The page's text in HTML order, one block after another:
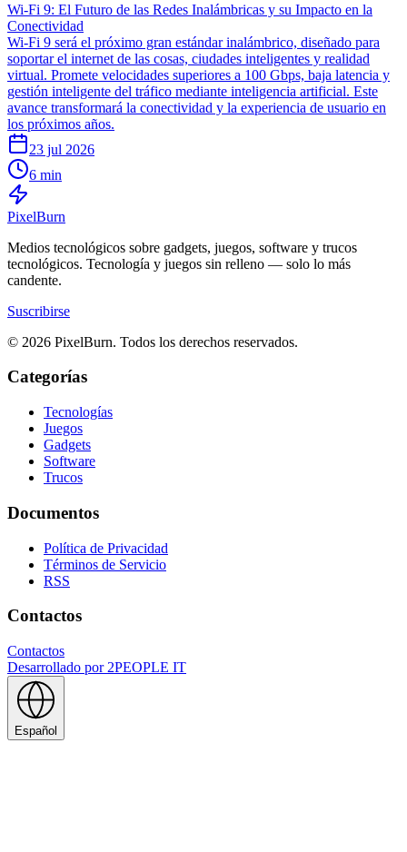
Wi-Fi 9: El Futuro de las Redes Inalámbricas y su Impacto en la
Conectividad
Wi-Fi 9 será el próximo gran estándar inalámbrico, diseñado para
soportar el internet de las cosas, ciudades inteligentes y realidad
virtual. Promete velocidades superiores a 100 Gbps, baja latencia y
gestión inteligente del tráfico mediante inteligencia artificial. Este
avance transformará la conectividad y la experiencia de usuario en
los próximos años.
23 jul 2026
6 min
PixelBurn
Medios tecnológicos sobre gadgets, juegos, software y trucos
tecnológicos. Tecnología y juegos sin relleno — solo lo más
candente.
Suscribirse
© 2026 PixelBurn. Todos los derechos reservados.
Categorías
Tecnologías
Juegos
Gadgets
Software
Trucos
Documentos
Política de Privacidad
Términos de Servicio
RSS
Contactos
Contactos
Desarrollado por2PEOPLE IT
Español